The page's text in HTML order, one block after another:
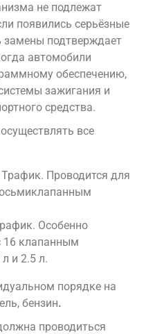
не подлежат
появились серьёзные
замены подтверждает
автомобили
обеспечению,
зажигания и
средства.
все
Проводится для
Особенно
16 клапанным
и 2.5 л.
порядке на
бензин.
проводиться